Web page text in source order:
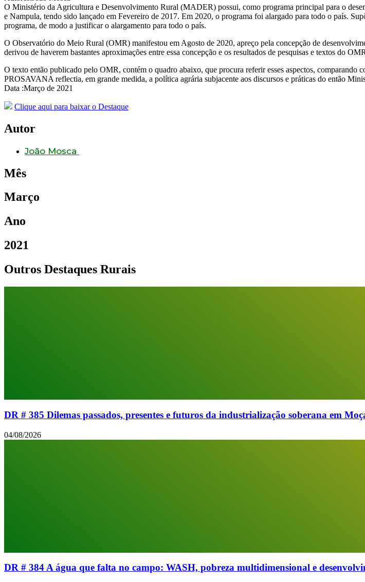
O Ministério da Agricultura e Desenvolvimento Rural (MADER) possui, como programa principal para o
e Nampula, tendo sido lançado em Fevereiro de 2017. Em 2020, o programa foi alargado para todo o país.
programa, de modo a justificar o alargamento para todo o país.
O Observatório do Meio Rural (OMR) manifestou em Agosto de 2020, apreço pela concepção de
derivou de haverem bastantes aproximações entre essa concepção e os resultados de pesquisas e textos do
O texto então publicado pelo OMR, contém o quadro abaixo, que procura referir esses aspectos,
PROSAVANA reflectia, em grande medida, a política agrária subjacente aos discursos e práticas do então
Data :Março de 2021
Clique aqui para baixar o Destaque
Autor
João Mosca
Mês
Março
Ano
2021
Outros Destaques Rurais
DR # 385 Dilemas passados, presentes e futuros da industrialização soberana em
04/08/2026
DR # 384 A água que falta no campo: WASH, pobreza multidimensional e